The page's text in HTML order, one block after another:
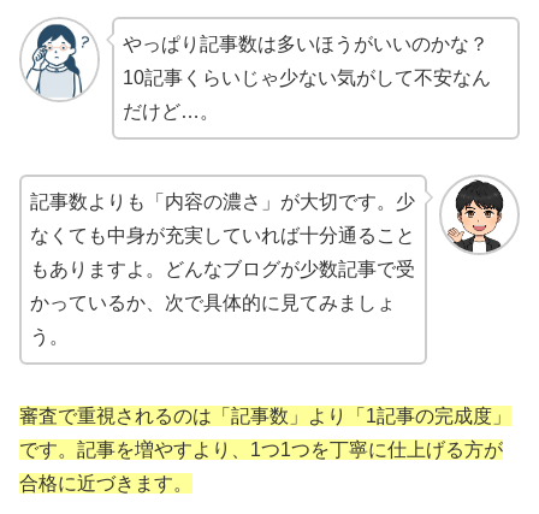
やっぱり記事数は多いほうがいいのかな？
10記事くらいじゃ少ない気がして不安なん
だけど…。
記事数よりも「内容の濃さ」が大切です。少
なくても中身が充実していれば十分通ること
もありますよ。どんなブログが少数記事で受
かっているか、次で具体的に見てみましょ
う。
審査で重視されるのは「記事数」より「1記事の完成度」
です。記事を増やすより、1つ1つを丁寧に仕上げる方が
合格に近づきます。